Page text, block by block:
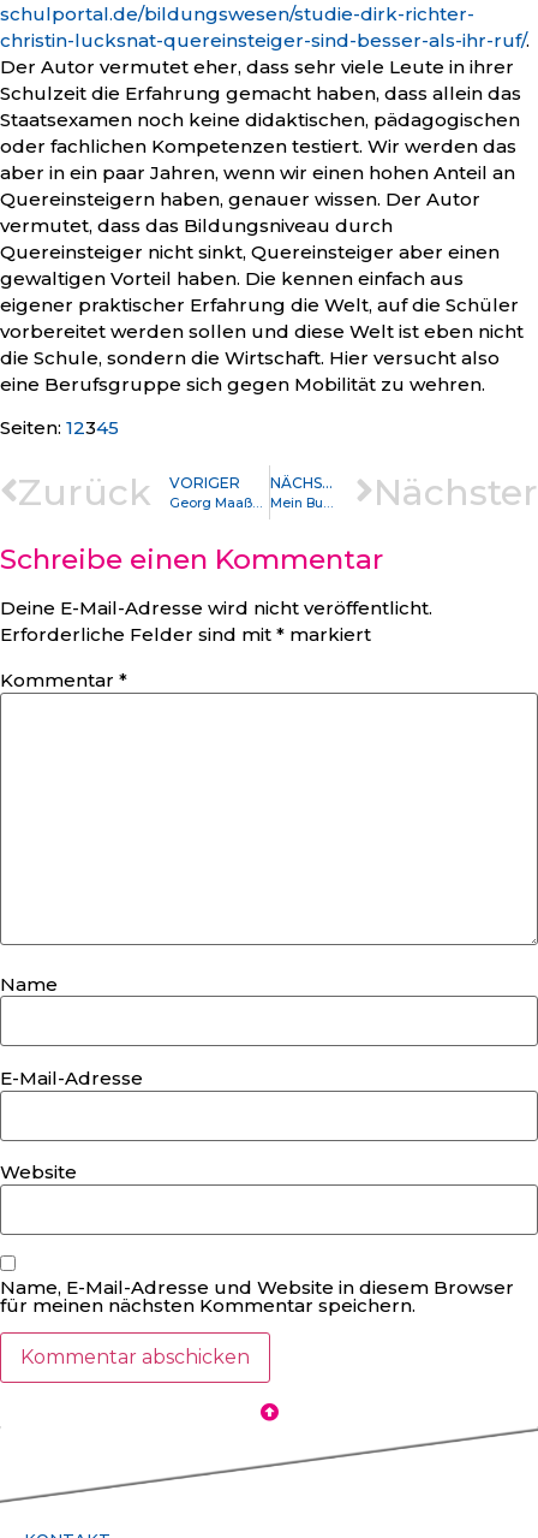
schulportal.de/bildungswesen/studie-dirk-richter-
christin-lucksnat-quereinsteiger-sind-besser-als-ihr-ruf/.
Der Autor vermutet eher, dass sehr viele Leute in ihrer
Schulzeit die Erfahrung gemacht haben, dass allein das
Staatsexamen noch keine didaktischen, pädagogischen
oder fachlichen Kompetenzen testiert. Wir werden das
aber in ein paar Jahren, wenn wir einen hohen Anteil an
Quereinsteigern haben, genauer wissen. Der Autor
vermutet, dass das Bildungsniveau durch
Quereinsteiger nicht sinkt, Quereinsteiger aber einen
gewaltigen Vorteil haben. Die kennen einfach aus
eigener praktischer Erfahrung die Welt, auf die Schüler
vorbereitet werden sollen und diese Welt ist eben nicht
die Schule, sondern die Wirtschaft. Hier versucht also
eine Berufsgruppe sich gegen Mobilität zu wehren.
Seiten: Seite
1,Seite
2,Seite
3,Seite
4,Seite
5
Zurück VORIGER
Georg Maaßen und die Taliban
NÄCHSTER
Mein Busen fühlt sich jugendlich erschüttert / vom Zauberhauch, der euren Zug umwittert. Wer garantiert bei Intuition eigentlich die Authentizität? Nächster
Schreibe einen Kommentar
Deine E-Mail-Adresse wird nicht veröffentlicht.
Erforderliche Felder sind mit * markiert
Kommentar *
Name
E-Mail-Adresse
Website
Name, E-Mail-Adresse und Website in diesem Browser
für meinen nächsten Kommentar speichern.